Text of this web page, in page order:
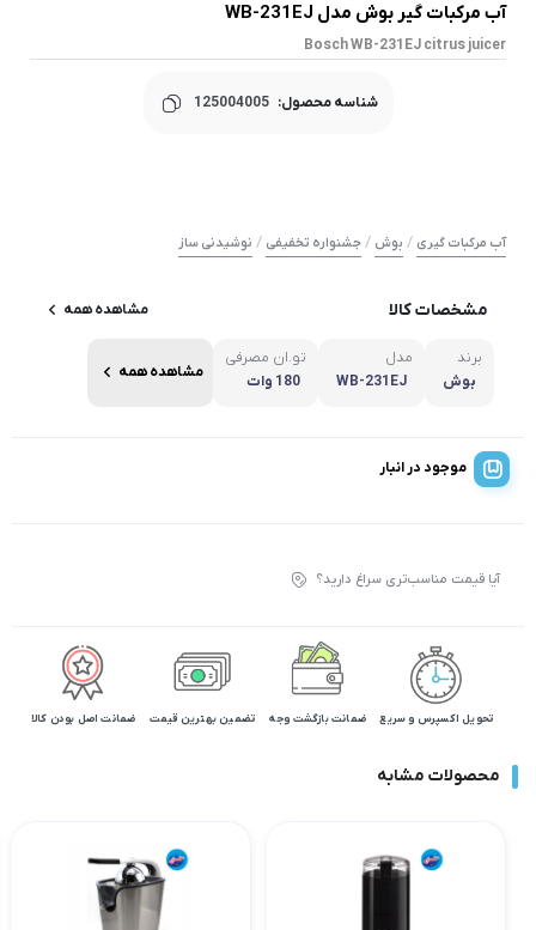
آب مرکبات گیر بوش مدل WB-231EJ
Bosch WB-231EJ citrus juicer
شناسه محصول: 125004005
آب مرکبات گیری / بوش / جشنواره تخفیفی / نوشیدنی ساز
مشخصات کالا مشاهده همه
برند
بوش
مدل
WB-231EJ
تو.ان مصرفی
180 وات
مشاهده همه
موجود در انبار
آیا قیمت مناسب‌تری سراغ دارید؟
تحویل اکسپرس و سریع ضمانت بازگشت وجه تضمین بهترین قیمت ضمانت اصل بودن کالا
محصولات مشابه